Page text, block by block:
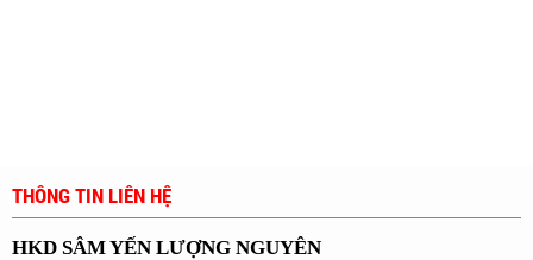
THÔNG TIN LIÊN HỆ
HKD SÂM YẾN LƯỢNG NGUYÊN